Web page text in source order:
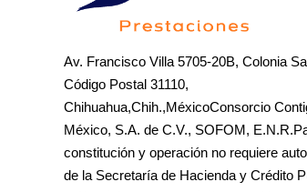
Av. Francisco Villa 5705-20B, Colonia
Código Postal 31110,
Chihuahua,Chih.,MéxicoConsorcio
México, S.A. de C.V., SOFOM,
constitución y operación no requiere
de la Secretaría de Hacienda y Crédito